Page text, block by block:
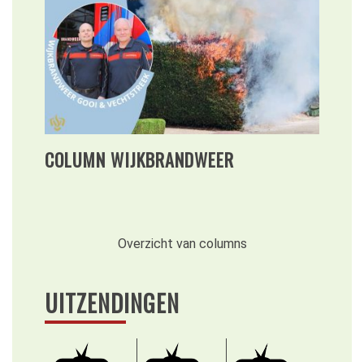
COLUMN WIJKBRANDWEER
Overzicht van columns
UITZENDINGEN